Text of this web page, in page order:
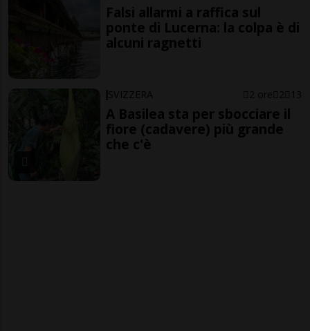
Falsi allarmi a raffica sul
ponte di Lucerna: la colpa è di
alcuni ragnetti
SVIZZERA 2 ore 2 13
A Basilea sta per sbocciare il
fiore (cadavere) più grande
che c'è